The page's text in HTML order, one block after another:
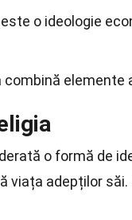
o ideologie
combină
o formă de
viața adepților